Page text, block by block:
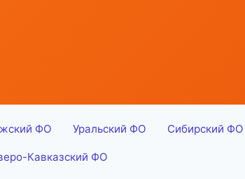
ФО Уральский ФО Сибирский ФО
Кавказский ФО